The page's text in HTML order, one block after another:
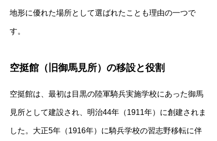
地形に優れた場所として選ばれたことも理由の一つで
す。
空挺館（旧御馬見所）の移設と役割
空挺館は、最初は目黒の陸軍騎兵実施学校にあった御馬
見所として建設され、明治44年（1911年）に創建されま
した。大正5年（1916年）に騎兵学校の習志野移転に伴